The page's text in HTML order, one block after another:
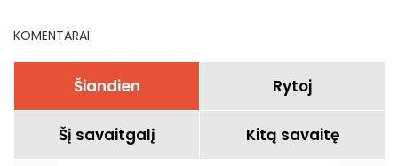
KOMENTARAI
Šiandien Rytoj
Šį savaitgalį Kitą savaitę